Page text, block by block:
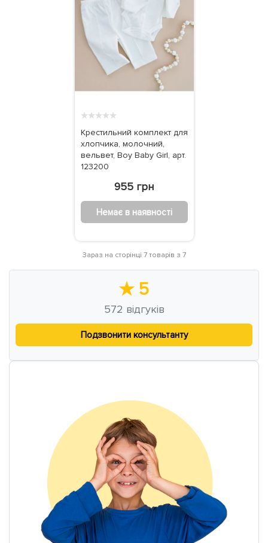
★★★★★
Крестильний комплект для
хлопчика, молочний,
вельвет, Boy Baby Girl, арт.
123200
955 грн
Немає в наявності
Зараз на сторінці 7 товарів з 7
★ 5
572 відгуків
Подзвонити консультанту